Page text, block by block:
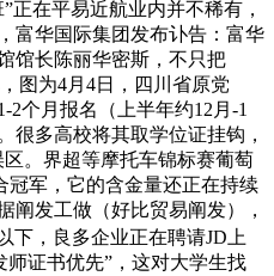
正在平易近航业内并不稀有，
富华国际集团发布讣告：富华
馆长陈丽华密斯，不只把
图为4月4日，四川省原党
个月报名（上半年约12月-1
很多高校将其取学位证挂钩，
。界超等摩托车锦标赛葡萄
冠军，它的含金量还正在持续
阐发工做（好比贸易阐发），
下，良多企业正在聘请JD上
证书优先”，这对大学生找